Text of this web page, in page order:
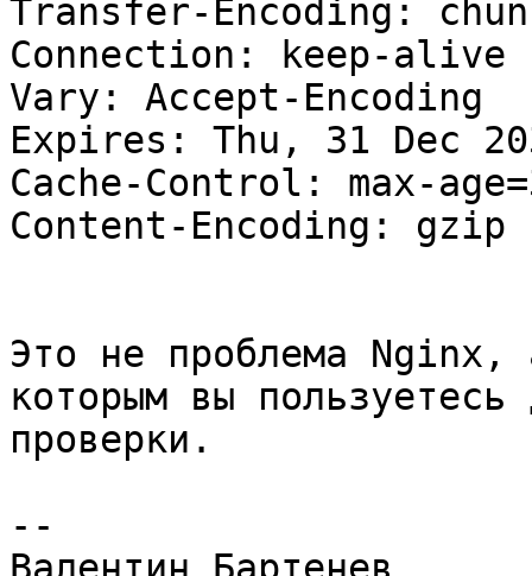
Transfer-Encoding:
Connection: keep-alive
Vary: Accept-Encoding
Expires: Thu, 31 Dec
Cache-Control: max-
Content-Encoding: gzip
Это не проблема Nginx,
которым вы
проверки.
--